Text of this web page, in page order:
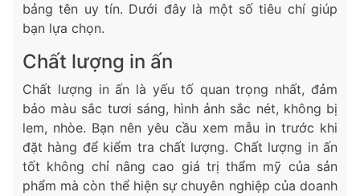
bảng tên uy tín. Dưới đây là một số tiêu chí giúp
bạn lựa chọn.
Chất lượng in ấn
Chất lượng in ấn là yếu tố quan trọng nhất, đảm
bảo màu sắc tươi sáng, hình ảnh sắc nét, không bị
lem, nhòe. Bạn nên yêu cầu xem mẫu in trước khi
đặt hàng để kiểm tra chất lượng. Chất lượng in ấn
tốt không chỉ nâng cao giá trị thẩm mỹ của sản
phẩm mà còn thể hiện sự chuyên nghiệp của doanh